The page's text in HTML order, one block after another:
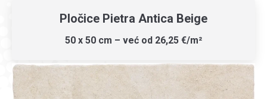
Pločice Pietra Antica Beige
50 x 50 cm – već od 26,25 €/m²